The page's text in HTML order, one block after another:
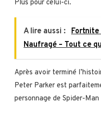
Plus pour celui-ci.
A lire aussi :
Fortnite
Naufragé – Tout ce
Après avoir terminé
Peter Parker est
personnage de Spider-Man